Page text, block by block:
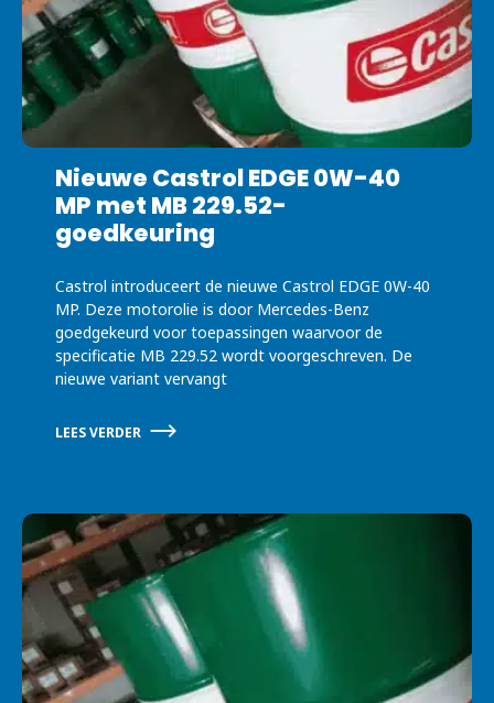
Nieuwe Castrol EDGE 0W-40
MP met MB 229.52-
goedkeuring
Castrol introduceert de nieuwe Castrol EDGE 0W-40
MP. Deze motorolie is door Mercedes-Benz
goedgekeurd voor toepassingen waarvoor de
specificatie MB 229.52 wordt voorgeschreven. De
nieuwe variant vervangt
LEES VERDER